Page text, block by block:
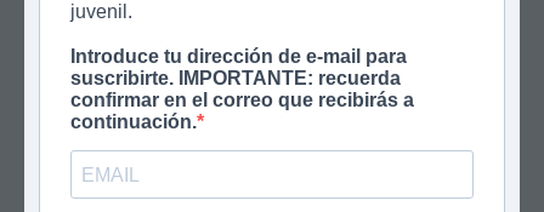
juvenil.
Introduce tu dirección de e-mail para
suscribirte. IMPORTANTE: recuerda
confirmar en el correo que recibirás a
continuación.